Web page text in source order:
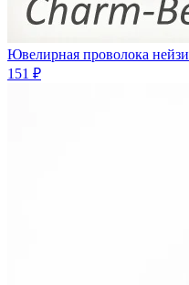
Ювелирная проволока
151 ₽